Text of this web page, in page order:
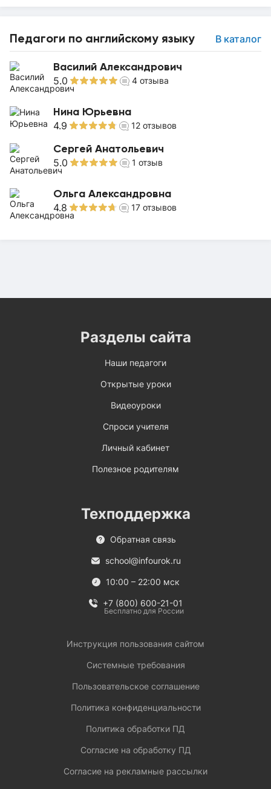
Педагоги по английскому языку В каталог
Василий Александрович
5.0 4 отзыва
Нина Юрьевна
4.9 12 отзывов
Сергей Анатольевич
5.0 1 отзыв
Ольга Александровна
4.8 17 отзывов
Разделы сайта
Наши педагоги
Открытые уроки
Видеоуроки
Спроси учителя
Личный кабинет
Полезное родителям
Техподдержка
Обратная связь
school@infourok.ru
10:00 – 22:00 мск
+7 (800) 600-21-01
Бесплатно для России
Инструкция пользования сайтом
Системные требования
Пользовательское соглашение
Политика конфиденциальности
Политика обработки ПД
Согласие на обработку ПД
Согласие на рекламные рассылки